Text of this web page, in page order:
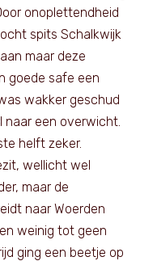
onoplettendheid
spits Schalkwijk
maar deze
goede safe een
wakker geschud
naar een overwicht.
helft zeker.
wellicht wel
maar de
naar Woerden
weinig tot geen
ging een beetje op